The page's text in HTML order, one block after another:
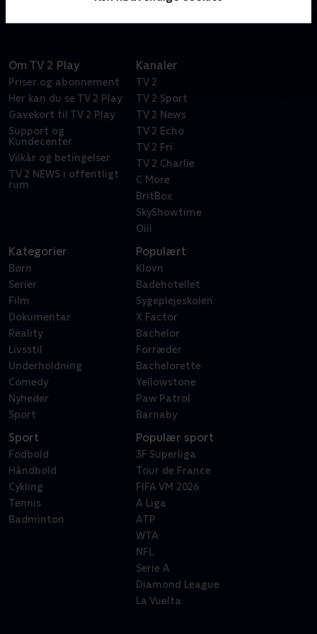
Om TV 2 Play
Priser og abonnement
Her kan du se TV 2 Play
Gavekort til TV 2 Play
Support og
Kundecenter
Vilkår og betingelser
TV 2 NEWS i offentligt
rum
Kanaler
TV 2
TV 2 Sport
TV 2 News
TV 2 Echo
TV 2 Fri
TV 2 Charlie
C More
BritBox
SkyShowtime
Oiii
Kategorier
Børn
Serier
Film
Dokumentar
Reality
Livsstil
Underholdning
Comedy
Nyheder
Sport
Populært
Klovn
Badehotellet
Sygeplejeskolen
X Factor
Bachelor
Forræder
Bachelorette
Yellowstone
Paw Patrol
Barnaby
Sport
Fodbold
Håndbold
Cykling
Tennis
Badminton
Populær sport
3F Superliga
Tour de France
FIFA VM 2026
A Liga
ATP
WTA
NFL
Serie A
Diamond League
La Vuelta